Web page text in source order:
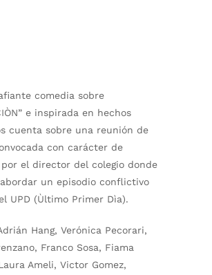
comedia sobre
e inspirada en hechos
cuenta sobre una reunión de
con carácter de
el director del colegio donde
un episodio conflictivo
UPD (Ùltimo Primer Dìa).
Hang, Verónica Pecorari,
Franco Sosa, Fiama
Ameli, Victor Gomez,